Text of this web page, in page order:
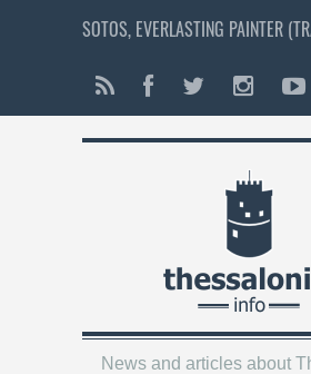
SOTOS, EVERLASTING PAINTER
News and articles about